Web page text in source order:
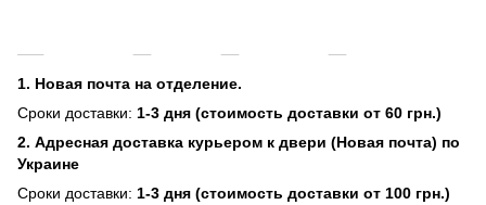
1. Новая почта на отделение.
Сроки доставки: 1-3 дня (стоимость доставки от 60 грн.)
2. Адресная доставка курьером к двери (Новая почта) по
Украине
Сроки доставки: 1-3 дня (стоимость доставки от 100 грн.)